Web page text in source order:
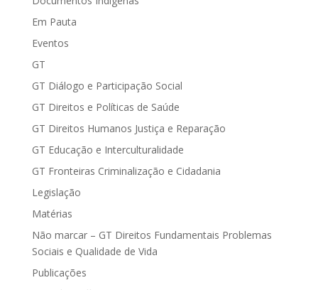
Em Pauta
Eventos
GT
GT Diálogo e Participação Social
GT Direitos e Políticas de Saúde
GT Direitos Humanos Justiça e Reparação
GT Educação e Interculturalidade
GT Fronteiras Criminalização e Cidadania
Legislação
Matérias
Não marcar – GT Direitos Fundamentais Problemas
Sociais e Qualidade de Vida
Publicações